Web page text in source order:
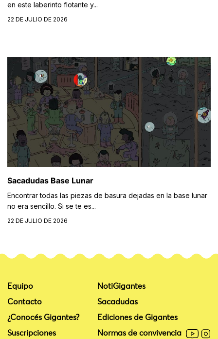
en este laberinto flotante y...
22 DE JULIO DE 2026
Sacadudas Base Lunar
Encontrar todas las piezas de basura dejadas en la base lunar
no era sencillo. Si se te es...
22 DE JULIO DE 2026
Equipo
Contacto
¿Conocés Gigantes?
Suscripciones
NotiGigantes
Sacadudas
Ediciones de Gigantes
Normas de convivencia